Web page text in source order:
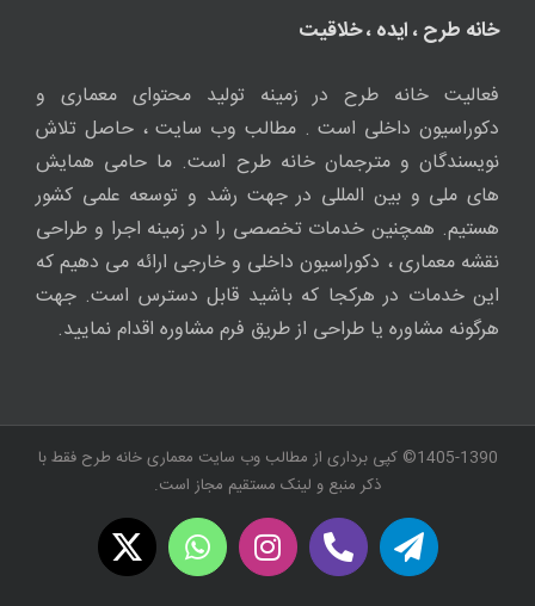
خانه طرح ، ایده ، خلاقیت
فعالیت خانه طرح در زمینه تولید محتوای معماری و
دکوراسیون داخلی است . مطالب وب سایت ، حاصل تلاش
نویسندگان و مترجمان خانه طرح است. ما حامی همایش
های ملی و بین المللی در جهت رشد و توسعه علمی کشور
هستیم. همچنین خدمات تخصصی را در زمینه اجرا و طراحی
نقشه معماری ، دکوراسیون داخلی و خارجی ارائه می دهیم که
این خدمات در هرکجا که باشید قابل دسترس است. جهت
هرگونه مشاوره یا طراحی از طریق فرم مشاوره اقدام نمایید.
1405-1390© کپی برداری از مطالب وب سایت معماری خانه طرح فقط با
ذکر منبع و لینک مستقیم مجاز است.
Telegram
Twitch
Instagram
WhatsApp
X